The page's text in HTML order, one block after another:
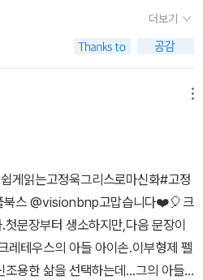
한 책이라 추천합니다. ✨️✨️✨️✨️✨️⭕️
서평단 자격으로 책을 제공받
#주석으로쉽게읽는고정우그리스로
_이아손과황금양털 #고전 #그리스
도서추천#북스타그램 #책스타그
아손과 영웅들이 아르고호를 타고
하는 이야기다.이아손과 영웅들이
.신화 속에는 우리나라에 전해 오는 이
어서 재미를 더해준다.아르고호를 타
인생이라는 배를 타고 삶을 헤쳐
과 영웅들도 목표를 향해 나아갈 때
려워하지 않고 용감하게 맞서는 영
들고 지칠 때 용기를 준다. 우리는 삶
가도 돌아보게 된다. 고정욱작가님의
스로마 신화 》는 신화를 새롭게 해
의 장점은 다양한 인물들이 등장하고,
생각하는 힘을 기를 수 있다는 점인
들이 꼭 알아야 할 교훈까지 정말 유
전, 노력, 협동 등 쉽고 재미있게 배
더보기
게읽는고정욱그리스로마신화#고정
스 @visionbnp고맙습니다❤️🎈크
문장부터 생소하지만,다음 문장이
테우스의 아들 아이손.이부형제 펠
용한 삶을 선택하는데...그의 아들